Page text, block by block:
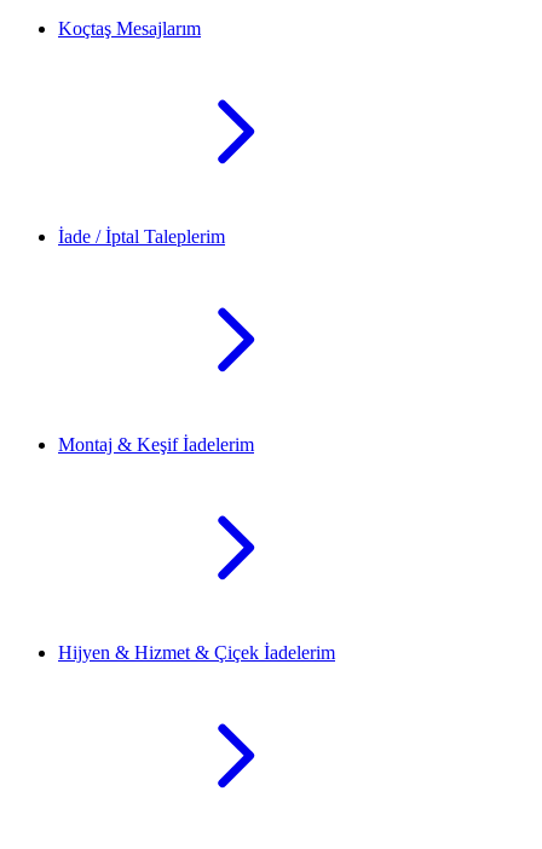
Koçtaş Mesajlarım
İade / İptal Taleplerim
Montaj & Keşif İadelerim
Hijyen & Hizmet & Çiçek İadelerim